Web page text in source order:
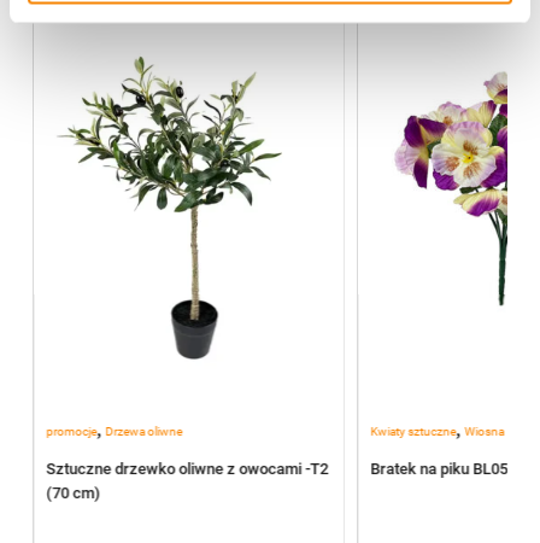
promocje, Drzewa oliwne
Sztuczne drzewko oliwne z owocami -T2
(70 cm)
-20%
Kwiaty sztuczne,Wiosna
Bratek na piku BL055/